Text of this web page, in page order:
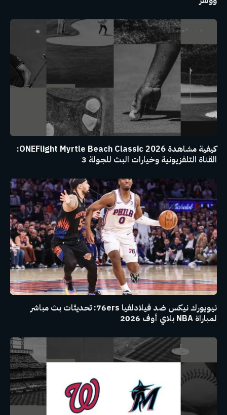
كيفية مشاهدة ONEFlight Myrtle Beach Classic 2026:
القناة التلفزيونية وخيارات البث للجولة 3
نيويورك نيكس ضد فيلادلفيا 76ers: تحديثات بث مباشر
لمباراة NBA بلاي أوف 2026